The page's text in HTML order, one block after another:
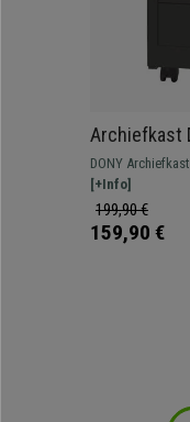
Archiefkast
4 laden van
DONY
en met grote
[+Info]
199,90 €
159,90 €